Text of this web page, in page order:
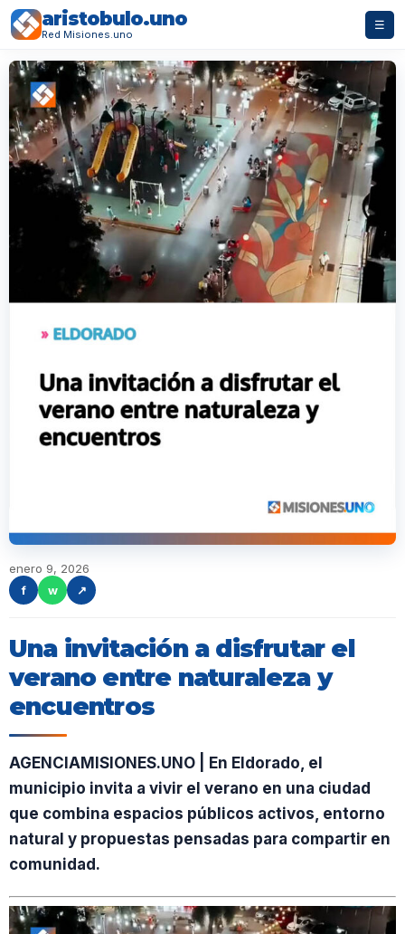
aristobulo.uno
Red Misiones.uno
☰
enero 9, 2026
f
w ↗
Una invitación a disfrutar el
verano entre naturaleza y
encuentros
AGENCIAMISIONES.UNO | En Eldorado, el
municipio invita a vivir el verano en una ciudad
que combina espacios públicos activos, entorno
natural y propuestas pensadas para compartir en
comunidad.